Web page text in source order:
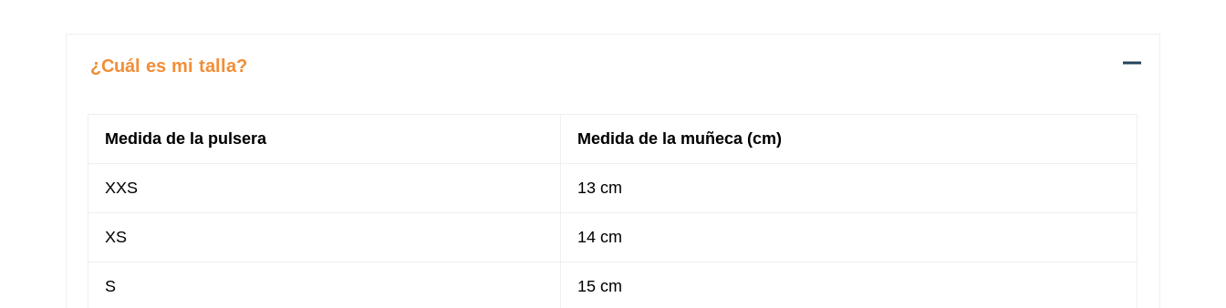
¿Cuál es mi talla?
Medida de la pulsera Medida de la muñeca (cm)
XXS 13 cm
XS 14 cm
S 15 cm